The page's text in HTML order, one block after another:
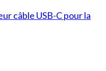
câble USB-C pour la